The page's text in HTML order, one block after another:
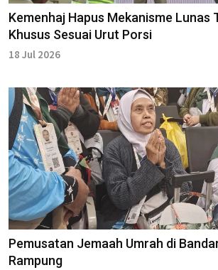
Kemenhaj Hapus Mekanisme Lunas
Khusus Sesuai Urut Porsi
18 Jul 2026
Pemusatan Jemaah Umrah di
Rampung